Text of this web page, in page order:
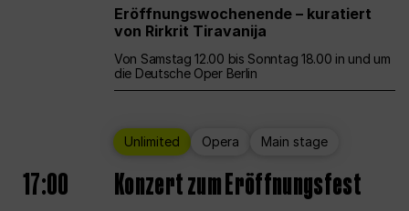
Eröffnungswochenende – kuratiert
von Rirkrit Tiravanija
Von Samstag 12.00 bis Sonntag 18.00 in und um
die Deutsche Oper Berlin
Unlimited Opera Main stage
17:00 Konzert zum Eröffnungsfest